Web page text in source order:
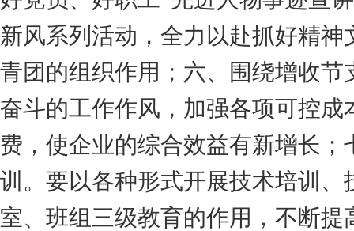
新风系列活动，全力以赴抓好精
青团的组织作用；六、围绕增收
奋斗的工作作风，加强各项可控
费，使企业的综合效益有新增长
训。要以各种形式开展技术培训
室、班组三级教育的作用，不断